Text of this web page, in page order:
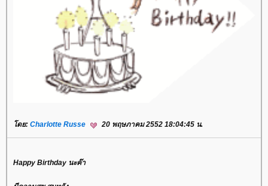
ดย: Charlotte Russe 20 พฤษภาคม 2552 18:04:45 น.
Happy Birthday นะค๊า